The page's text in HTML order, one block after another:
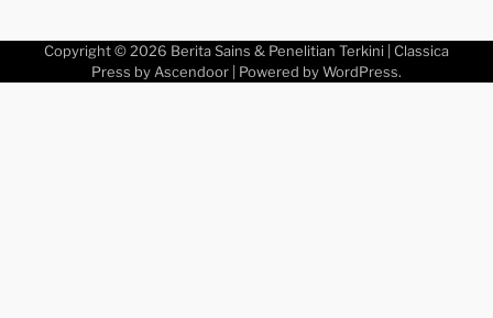
Copyright © 2026 Berita Sains & Penelitian Terkini | Classica
Press by Ascendoor | Powered by WordPress.